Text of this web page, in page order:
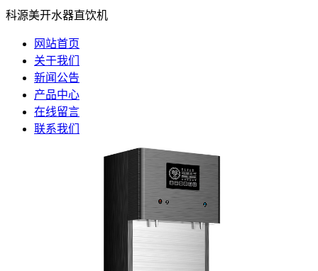
科源美开水器直饮机
网站首页
关于我们
新闻公告
产品中心
在线留言
联系我们